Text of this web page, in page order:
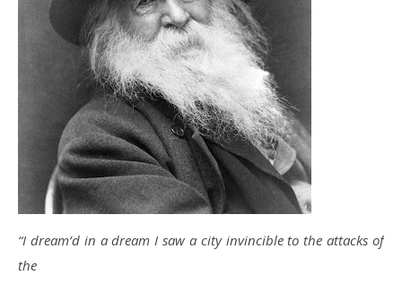
“I dream’d in a dream I saw a city invincible to the attacks of
the